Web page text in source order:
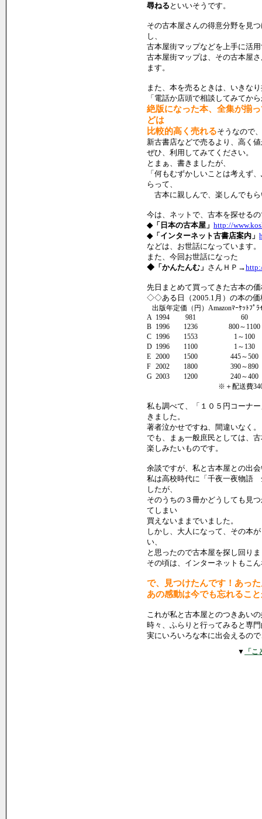
尋ねる といいそうです。
その古本屋さんの得意分野を見
し、
古本屋街マップなどを上手に活
古本屋街マップは、その古本屋
ます。
また、本を売るときは、いきな
「電話か店頭で相談してみてか
絶版になった本、全集が揃
どは
比較的高く売れるそうなので
新古書店などで売るより、高く
ぜひ、利用してみてください。
とまぁ、書きましたが、
「何もむずかしいことは考えず
らって、
古本に親しんで、楽しんでも
今は、ネットで、古本を探せる
◆「日本の古本屋」 http://
◆「インターネット古書店案内」
などは、お世話になっています。
また、今回お世話になった
◆「かんたんむ」 さんＨＰ→
先日まとめて買ってきた古本の
◇◇ある日（2005.1月）の本の
出版年定価（円） Amazonﾏｰｹｯﾄﾌﾟ
A 1994 981
60
B 1996 1236
800～1100
C 1996 1553
1～100
D 1996 1100
1～130
E 2000 1500
445～500
F 2002 1800
390～890
G 2003 1200
240～400
※＋配送費
私も調べて、「１０５円コーナ
きました。
著者泣かせですね、間違いなく。
でも、まぁ一般庶民としては、
楽しみたいものです。
余談ですが、私と古本屋との出
私は高校時代に「千夜一夜物語
したが、
そのうちの３冊かどうしても見
てしまい
買えないままでいました。
しかし、大人になって、その本
い、
と思ったので古本屋を探し回り
その頃は、インターネットもこ
で、見つけたんです！あっ
あの感動は今でも忘れるこ
これが私と古本屋とのつきあい
時々、ふらりと行ってみると専
実にいろいろな本に出会えるの
▼ 「